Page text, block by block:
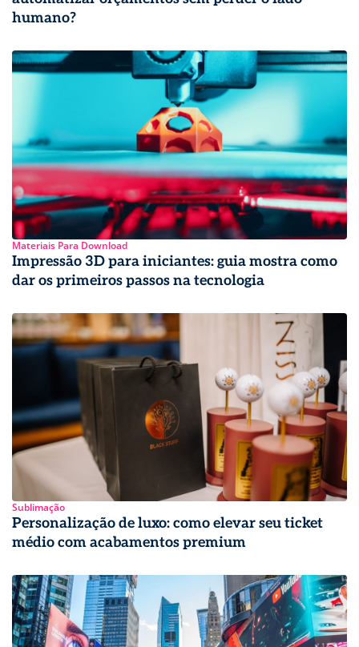
humano?
Materiais Para Download
Impressão 3D para iniciantes: guia mostra como
dar os primeiros passos na tecnologia
Sublimação
Personalização de luxo: como elevar seu ticket
médio com acabamentos premium